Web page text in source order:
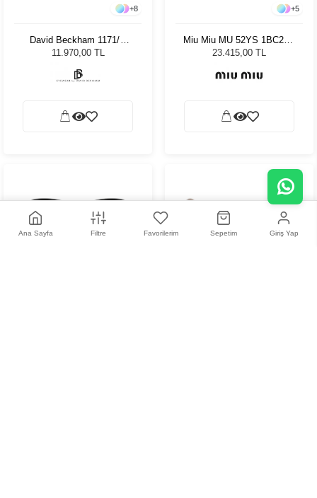
+8
David Beckham 1171/S
EPZ/QT - 49 Unisex Güneş
11.970,00 TL
+5
Miu Miu MU 52YS 1BC20R
54 Kadın Güneş Gözlüğü
23.415,00 TL
Ana Sayfa Filtre Favorilerim Sepetim Giriş Yap